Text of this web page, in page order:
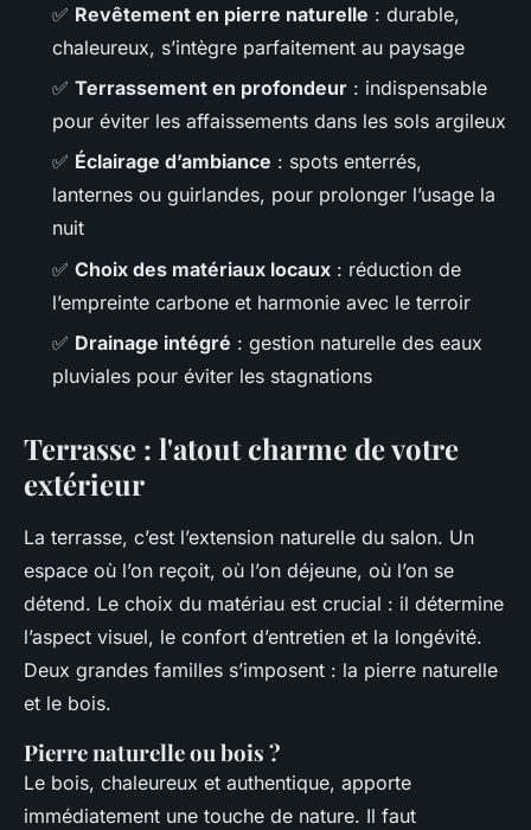
✅ Revêtement en pierre naturelle : durable,
chaleureux, s’intègre parfaitement au paysage
✅ Terrassement en profondeur : indispensable
pour éviter les affaissements dans les sols argileux
✅ Éclairage d’ambiance : spots enterrés,
lanternes ou guirlandes, pour prolonger l’usage la
nuit
✅ Choix des matériaux locaux : réduction de
l’empreinte carbone et harmonie avec le terroir
✅ Drainage intégré : gestion naturelle des eaux
pluviales pour éviter les stagnations
Terrasse : l'atout charme de votre
extérieur
La terrasse, c’est l’extension naturelle du salon. Un
espace où l’on reçoit, où l’on déjeune, où l’on se
détend. Le choix du matériau est crucial : il détermine
l’aspect visuel, le confort d’entretien et la longévité.
Deux grandes familles s’imposent : la pierre naturelle
et le bois.
Pierre naturelle ou bois ?
Le bois, chaleureux et authentique, apporte
immédiatement une touche de nature. Il faut